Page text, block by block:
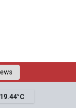
19.44°C